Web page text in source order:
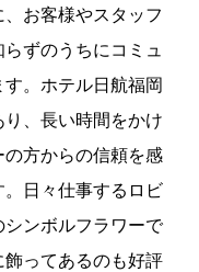
お客様やスタッフ
ずのうちにコミュ
。ホテル日航福岡
、長い時間をかけ
方からの信頼を感
。日々仕事するロビ
ンボルフラワーで
ってあるのも好評